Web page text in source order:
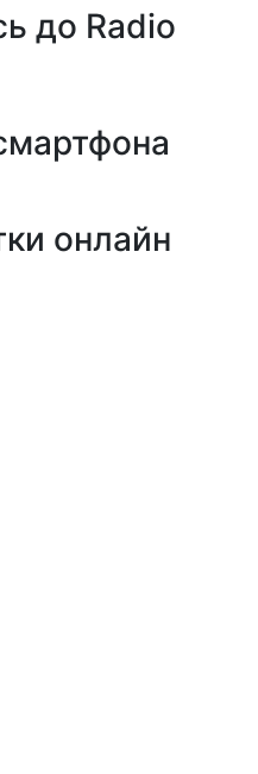
до Radio
онлайн